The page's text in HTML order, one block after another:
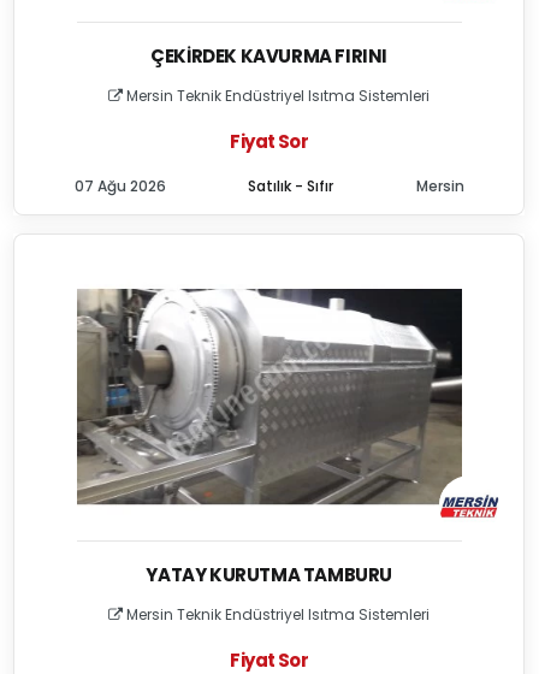
ÇEKIRDEK KAVURMA FIRINI
Mersin Teknik Endüstriyel Isıtma Sistemleri
Fiyat Sor
Satılık - Sıfır
07 Ağu 2026 Mersin
YATAY KURUTMA TAMBURU
Mersin Teknik Endüstriyel Isıtma Sistemleri
Fiyat Sor